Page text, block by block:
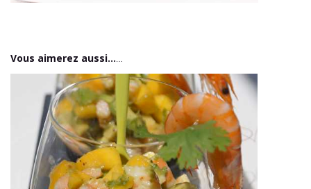
Vous aimerez aussi……